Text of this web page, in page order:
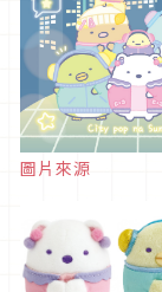
圖片來源